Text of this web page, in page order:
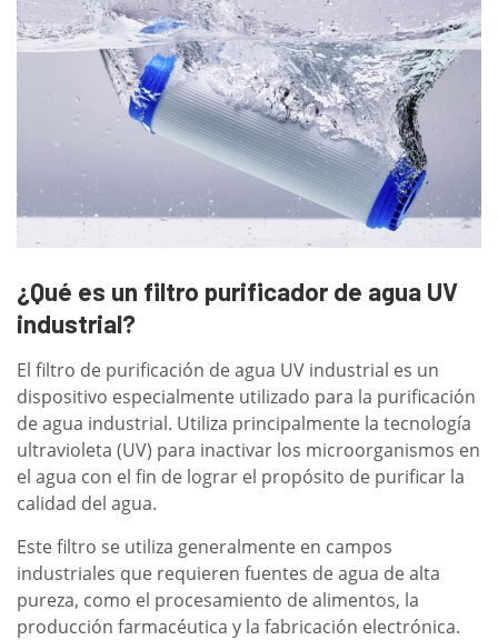
¿Qué es un filtro purificador de agua UV
industrial?
El filtro de purificación de agua UV industrial es un
dispositivo especialmente utilizado para la purificación
de agua industrial. Utiliza principalmente la tecnología
ultravioleta (UV) para inactivar los microorganismos en
el agua con el fin de lograr el propósito de purificar la
calidad del agua.
Este filtro se utiliza generalmente en campos
industriales que requieren fuentes de agua de alta
pureza, como el procesamiento de alimentos, la
producción farmacéutica y la fabricación electrónica.